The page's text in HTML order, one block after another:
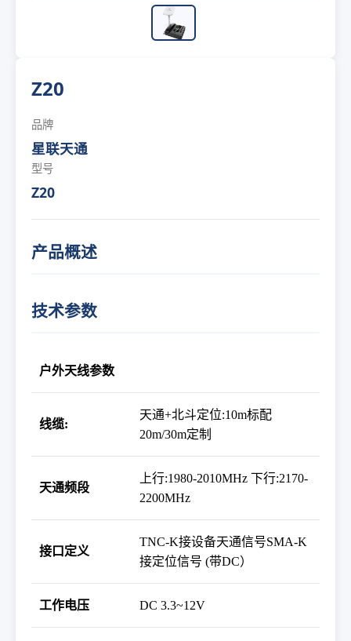
Z20
品牌
星联天通
型号
Z20
产品概述
技术参数
户外天线参数
线缆:
天通+北斗定位:10m标配
20m/30m定制
天通频段
上行:1980-2010MHz 下行:2170-
2200MHz
接口定义
TNC-K接设备天通信号SMA-K
接定位信号 (带DC）
工作电压 DC 3.3~12V